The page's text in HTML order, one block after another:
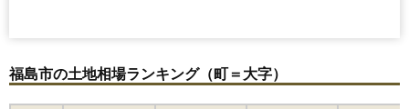
福島市の土地相場ランキング（町＝大字）